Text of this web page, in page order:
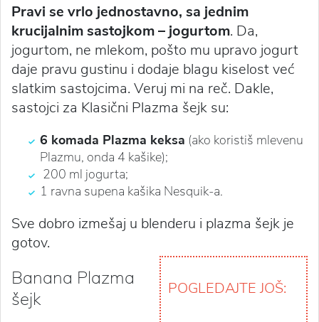
Pravi se vrlo jednostavno, sa jednim
krucijalnim sastojkom – jogurtom. Da,
jogurtom, ne mlekom, pošto mu upravo jogurt
daje pravu gustinu i dodaje blagu kiselost već
slatkim sastojcima. Veruj mi na reč. Dakle,
sastojci za Klasični Plazma šejk su:
6 komada Plazma keksa (ako koristiš mlevenu
Plazmu, onda 4 kašike);
200 ml jogurta;
1 ravna supena kašika Nesquik-a.
Sve dobro izmešaj u blenderu i plazma šejk je
gotov.
POGLEDAJTE JOŠ:
Banana Plazma
šejk